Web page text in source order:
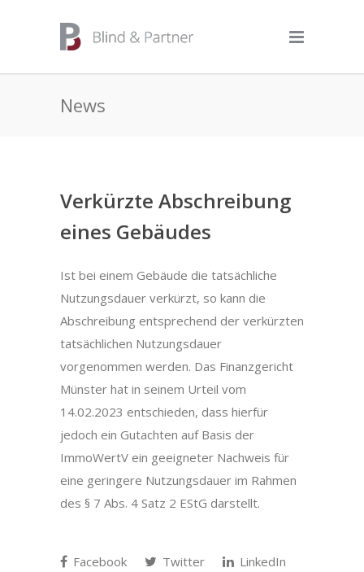
News
Verkürzte Abschreibung
eines Gebäudes
Ist bei einem Gebäude die tatsächliche
Nutzungsdauer verkürzt, so kann die
Abschreibung entsprechend der verkürzten
tatsächlichen Nutzungsdauer
vorgenommen werden. Das Finanzgericht
Münster hat in seinem Urteil vom
14.02.2023 entschieden, dass hierfür
jedoch ein Gutachten auf Basis der
ImmoWertV ein geeigneter Nachweis für
eine geringere Nutzungsdauer im Rahmen
des § 7 Abs. 4 Satz 2 EStG darstellt.
Facebook Twitter
LinkedIn